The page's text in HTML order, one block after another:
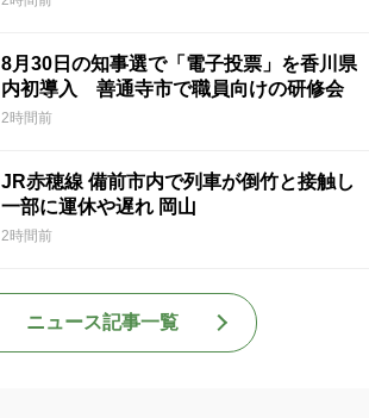
8月30日の知事選で「電子投票」を香川県
内初導入 善通寺市で職員向けの研修会
2時間前
JR赤穂線 備前市内で列車が倒竹と接触し
一部に運休や遅れ 岡山
2時間前
ニュース記事一覧